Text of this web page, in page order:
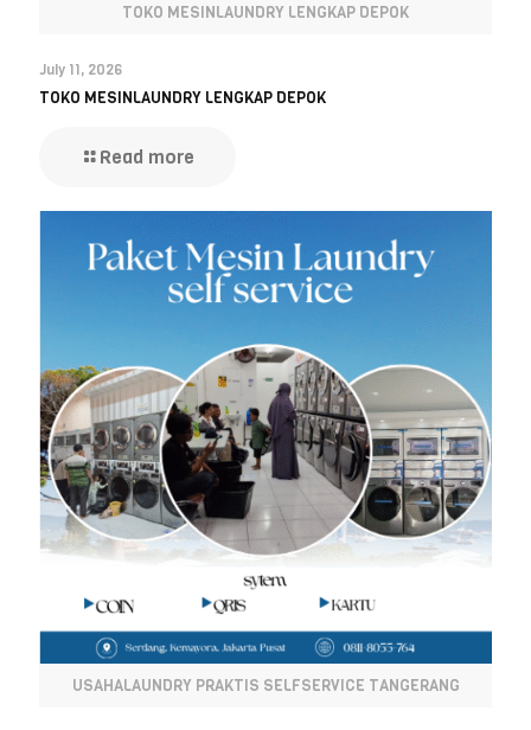
TOKO MESINLAUNDRY LENGKAP DEPOK
July 11, 2026
TOKO MESINLAUNDRY LENGKAP DEPOK
Read more
USAHALAUNDRY PRAKTIS SELFSERVICE TANGERANG